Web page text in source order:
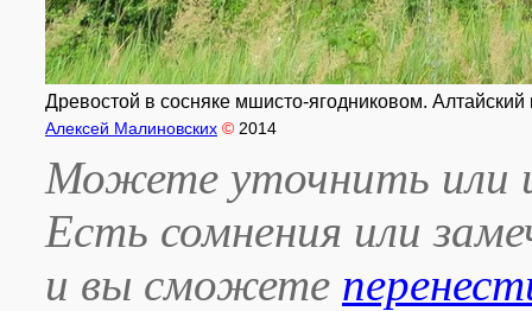
Древостой в сосняке мшисто-ягодниковом. Алтайский
Алексей Малиновских © 2014
Можете уточнить или
Есть сомнения или
и вы сможете